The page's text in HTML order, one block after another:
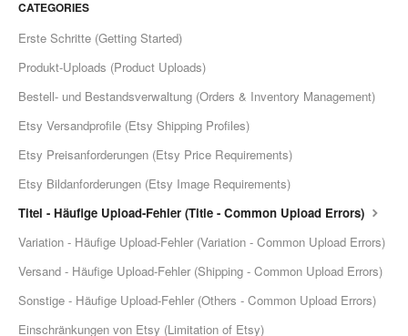
CATEGORIES
Erste Schritte (Getting Started)
Produkt-Uploads (Product Uploads)
Bestell- und Bestandsverwaltung (Orders & Inventory Management)
Etsy Versandprofile (Etsy Shipping Profiles)
Etsy Preisanforderungen (Etsy Price Requirements)
Etsy Bildanforderungen (Etsy Image Requirements)
Titel - Häufige Upload-Fehler (Title - Common Upload Errors)
Variation - Häufige Upload-Fehler (Variation - Common Upload Errors)
Versand - Häufige Upload-Fehler (Shipping - Common Upload Errors)
Sonstige - Häufige Upload-Fehler (Others - Common Upload Errors)
Einschränkungen von Etsy (Limitation of Etsy)